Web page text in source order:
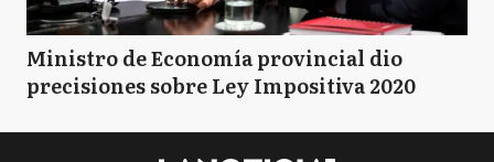
Ministro de Economía provincial dio
precisiones sobre Ley Impositiva 2020